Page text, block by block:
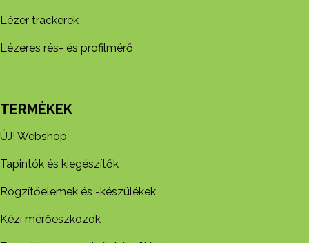
Lézer trackerek
Lézeres rés- és profilmérő
TERMÉKEK
ÚJ! Webshop
Tapintók és kiegészítők
Rögzítőelemek és -készül​ékek
Kézi mérőeszközök